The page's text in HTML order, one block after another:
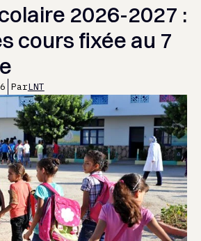
2026-2027 :
cours fixée au 7
ParLNT